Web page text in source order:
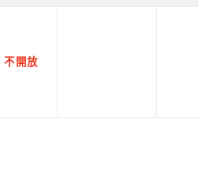
不開放